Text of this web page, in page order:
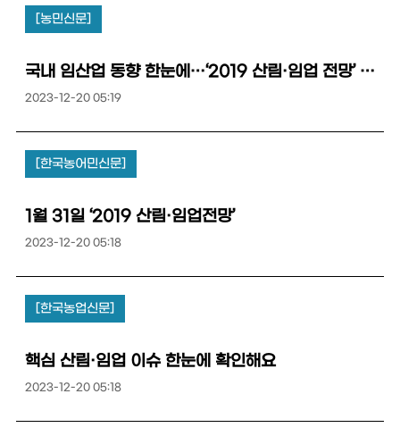
[농민신문]
국내 임산업 동향 한눈에…‘2019 산림·임업 전망’ 개최
2023-12-20 05:19
[한국농어민신문]
1월 31일 ‘2019 산림·임업전망’
2023-12-20 05:18
[한국농업신문]
핵심 산림·임업 이슈 한눈에 확인해요
2023-12-20 05:18